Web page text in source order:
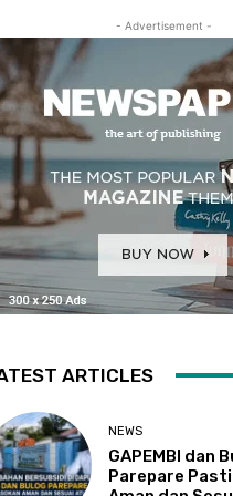
- Advertisement -
ARTICLES
NEWS
GAPEMBI dan
Parepare